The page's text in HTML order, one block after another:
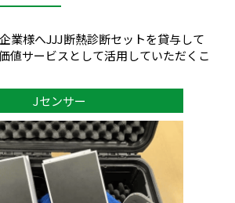
業様へJJJ断熱診断セットを貸与して
値サービスとして活用していただくこ
Jセンサー